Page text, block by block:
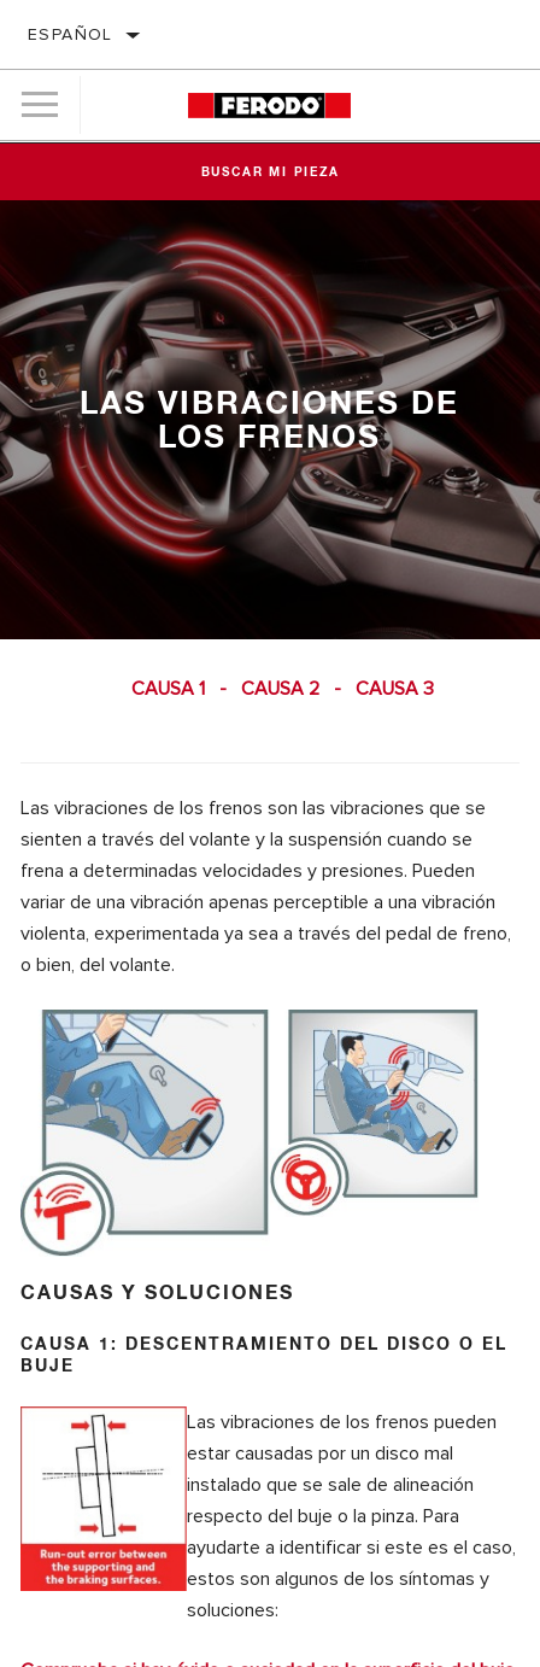
ESPAÑOL
BUSCAR MI PIEZA
LAS VIBRACIONES DE
LOS FRENOS
CAUSA 1- CAUSA 2- CAUSA 3
Las vibraciones de los frenos son las vibraciones que se
sienten a través del volante y la suspensión cuando se
frena a determinadas velocidades y presiones. Pueden
variar de una vibración apenas perceptible a una vibración
violenta, experimentada ya sea a través del pedal de freno,
o bien, del volante.
CAUSAS Y SOLUCIONES
CAUSA 1: DESCENTRAMIENTO DEL DISCO O EL
BUJE
Las vibraciones de los frenos pueden
estar causadas por un disco mal
instalado que se sale de alineación
respecto del buje o la pinza. Para
ayudarte a identificar si este es el caso,
estos son algunos de los síntomas y
soluciones: